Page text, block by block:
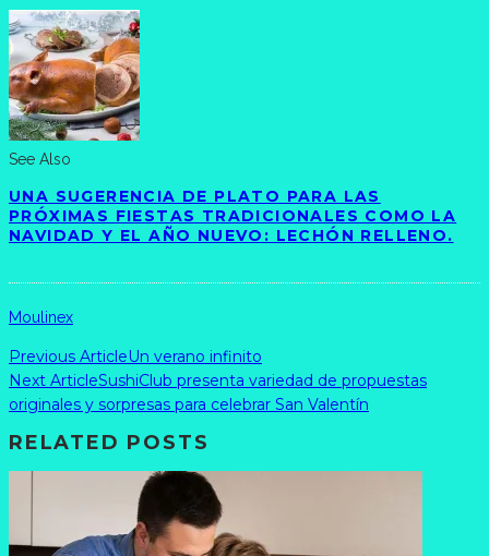
See Also
UNA SUGERENCIA DE PLATO PARA LAS
PRÓXIMAS FIESTAS TRADICIONALES COMO LA
NAVIDAD Y EL AÑO NUEVO: LECHÓN RELLENO.
Moulinex
Previous ArticleUn verano infinito
Next ArticleSushiClub presenta variedad de propuestas
originales y sorpresas para celebrar San Valentín
RELATED POSTS